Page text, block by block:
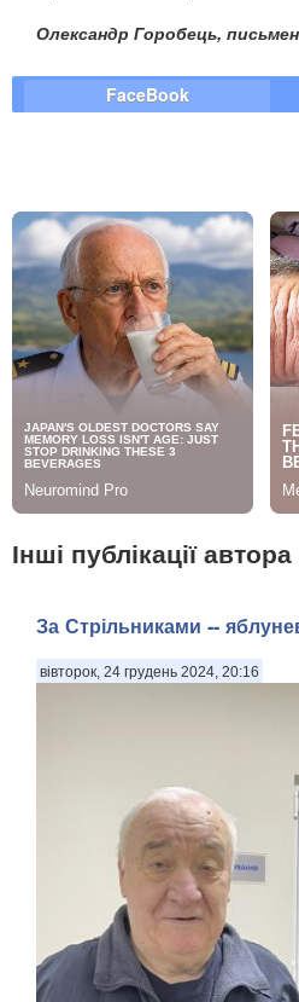
Олександр Горобець,
FaceBook
Інші публікації автора
За Стрільниками --
вівторок, 24 грудень 2024, 20:16